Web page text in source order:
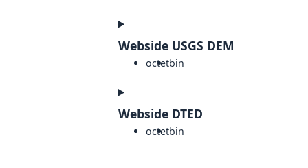
Webside USGS DEM
octetbin
Webside DTED
octetbin